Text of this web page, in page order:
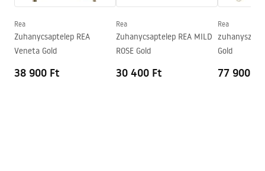
Bejárási szélesség
60 cm
Profil anyaga
Tartó anyaga
Alumínium
Rea
Zuhanycsaptelep REA
Veneta Gold
38 900 Ft
Rea
Zuhanycsaptelep REA MILD
ROSE Gold
30 400 Ft
Rea
zuhanyszett
Gold
77 900 Ft